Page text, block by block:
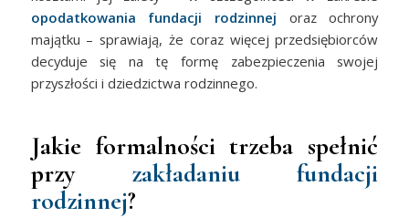
opodatkowania fundacji rodzinnej oraz ochrony
majątku – sprawiają, że coraz więcej przedsiębiorców
decyduje się na tę formę zabezpieczenia swojej
przyszłości i dziedzictwa rodzinnego.
Jakie formalności trzeba spełnić
przyzakładaniu fundacji
rodzinnej?